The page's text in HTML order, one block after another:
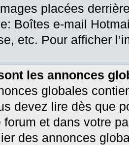
placées
Boîtes e-mail
etc. Pour afficher
les annonces
globales
devez lire dès que
forum et dans votre
des annonces